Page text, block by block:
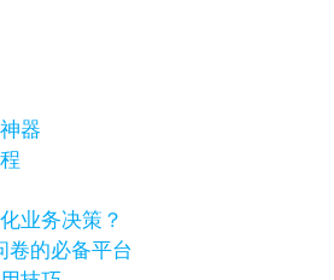
器
业务决策？
的必备平台